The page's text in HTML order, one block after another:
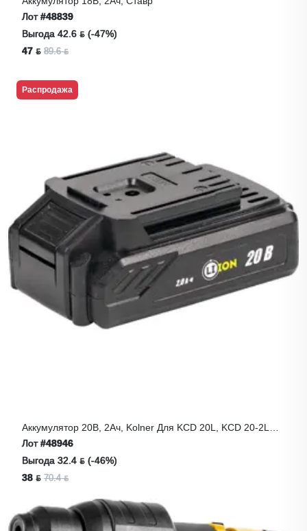
Лот#48839
Выгода 42.6 ƃ (-47%)
47 ƃ 89.6 ƃ
Распродажа
Аккумулятор 20В, 2Ач, Kolner Для KCD 20L, KCD 20-2LС,
Li-Lon
Лот#48946
Выгода 32.4 ƃ (-46%)
38 ƃ 70.4 ƃ